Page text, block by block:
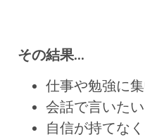
その結果…
仕事や勉強に
会話で言いた
自信が持てな